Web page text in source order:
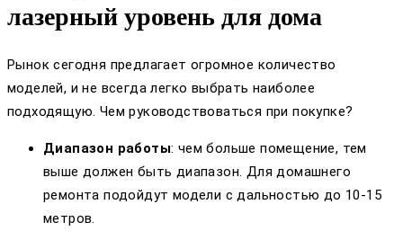
лазерный уровень для дома
Рынок сегодня предлагает огромное количество
моделей, и не всегда легко выбрать наиболее
подходящую. Чем руководствоваться при покупке?
Диапазон работы: чем больше помещение, тем
выше должен быть диапазон. Для домашнего
ремонта подойдут модели с дальностью до 10-15
метров.